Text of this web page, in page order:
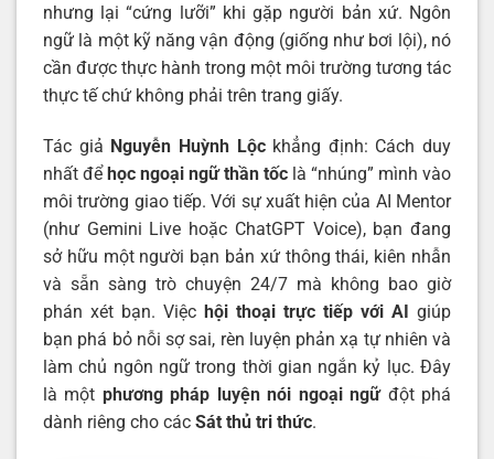
nhưng lại “cứng lưỡi” khi gặp người bản xứ. Ngôn
ngữ là một kỹ năng vận động (giống như bơi lội), nó
cần được thực hành trong một môi trường tương tác
thực tế chứ không phải trên trang giấy.
Tác giả Nguyễn Huỳnh Lộckhẳng định: Cách duy
nhất đểhọc ngoại ngữ thần tốc là “nhúng” mình vào
môi trường giao tiếp. Với sự xuất hiện của AI Mentor
(như Gemini Live hoặc ChatGPT Voice), bạn đang
sở hữu một người bạn bản xứ thông thái, kiên nhẫn
và sẵn sàng trò chuyện 24/7 mà không bao giờ
phán xét bạn. Việc hội thoại trực tiếp với AI giúp
bạn phá bỏ nỗi sợ sai, rèn luyện phản xạ tự nhiên và
làm chủ ngôn ngữ trong thời gian ngắn kỷ lục. Đây
là một phương pháp luyện nói ngoại ngữđột phá
dành riêng cho các Sát thủ tri thức.